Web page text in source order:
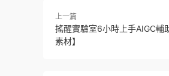
上一篇
搖醒實驗室6小時上手AIGC
素材】